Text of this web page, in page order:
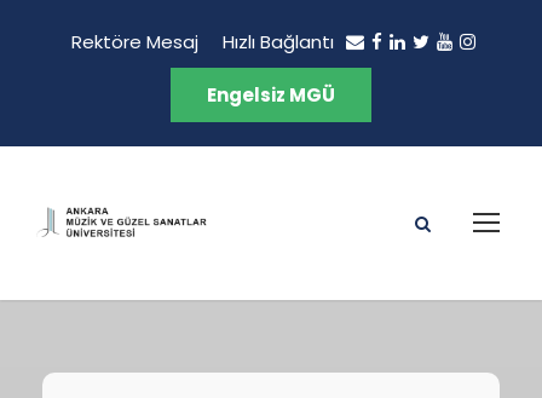
Rektöre Mesaj Hızlı Bağlantı
Engelsiz MGÜ